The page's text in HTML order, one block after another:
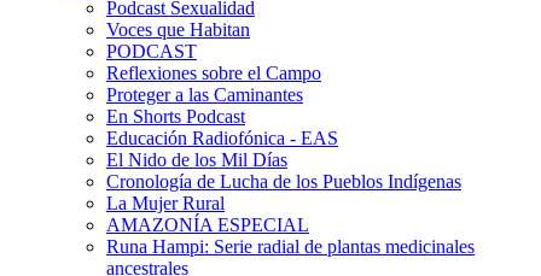
Podcast Sexualidad
Voces que Habitan
PODCAST
Reflexiones sobre el Campo
Proteger a las Caminantes
En Shorts Podcast
Educación Radiofónica - EAS
El Nido de los Mil Días
Cronología de Lucha de los Pueblos Indígenas
La Mujer Rural
AMAZONÍA ESPECIAL
Runa Hampi: Serie radial de plantas medicinales
ancestrales